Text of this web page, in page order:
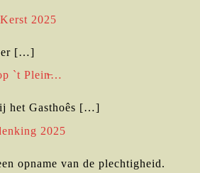
2025
[…]
`t Plein̶…
het Gasthoês […]
2025
opname van de plechtigheid.